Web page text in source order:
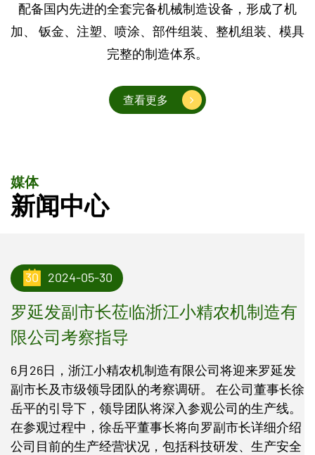
配备国内先进的全套完备机械制造设备，形成了机
加、 钣金、注塑、喷涂、部件组装、整机组装、模具
完整的制造体系。
查看更多
公司拥有一批掌握世界农机制造技术的日本专家，积
累了大量的技术知识和专利。
从定制设计和生产到采购、安装和售后维护，KOSYO
都将确保我们的客户获得专业支持。
媒体
新闻中心
30 2024-05-30
罗延发副市长莅临浙江小精农机制造有
限公司考察指导
6月26日，浙江小精农机制造有限公司将迎来罗延发
副市长及市级领导团队的考察调研。 在公司董事长徐
岳平的引导下，领导团队将深入参观公司的生产线。
在参观过程中，徐岳平董事长将向罗副市长详细介绍
公司目前的生产经营状况，包括科技研发、生产安全